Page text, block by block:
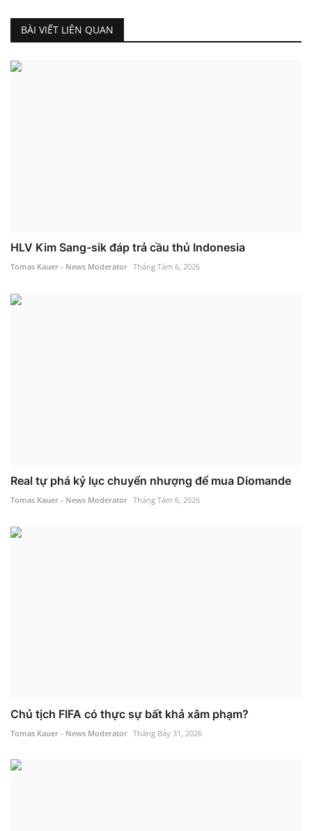
BÀI VIẾT LIÊN QUAN
HLV Kim Sang-sik đáp trả cầu thủ Indonesia
Tomas Kauer - News Moderator Tháng Tám 6, 2026
Real tự phá kỷ lục chuyển nhượng để mua Diomande
Tomas Kauer - News Moderator Tháng Tám 6, 2026
Chủ tịch FIFA có thực sự bất khả xâm phạm?
Tomas Kauer - News Moderator Tháng Bảy 31, 2026